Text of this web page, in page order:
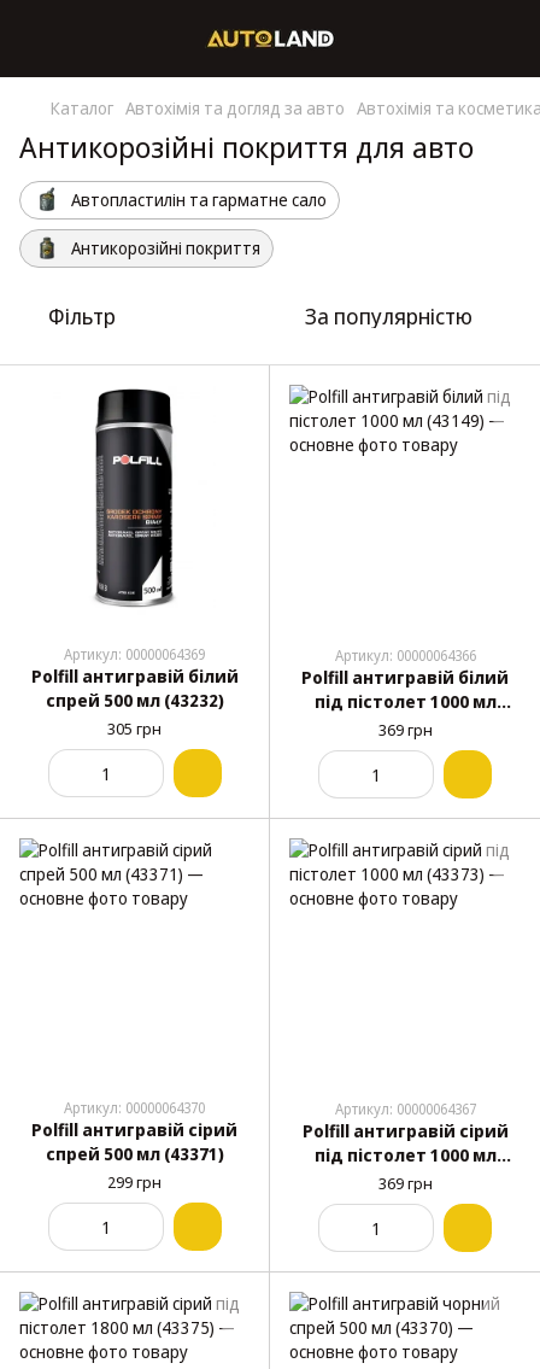
Каталог Автохімія та догляд за авто Автохімія та
Антикорозійні покриття для авто
Автопластилін та гарматне сало
Антикорозійні покриття
Фільтр За популярністю
Артикул: 00000064369
Polfill антигравій білий
спрей 500 мл (43232)
305 грн
Артикул: 00000064366
Polfill антигравій білий
під пістолет 1000 мл
(43149)
369 грн
Артикул: 00000064370
Polfill антигравій сірий
спрей 500 мл (43371)
299 грн
Артикул: 00000064367
Polfill антигравій сірий
під пістолет 1000 мл
(43373)
369 грн